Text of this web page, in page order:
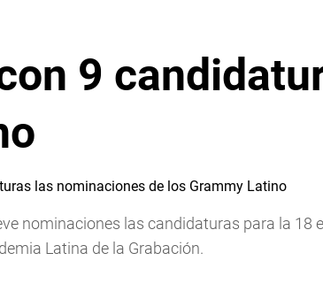
9
nominaciones las candidaturas para la 18
Latina de la Grabación.